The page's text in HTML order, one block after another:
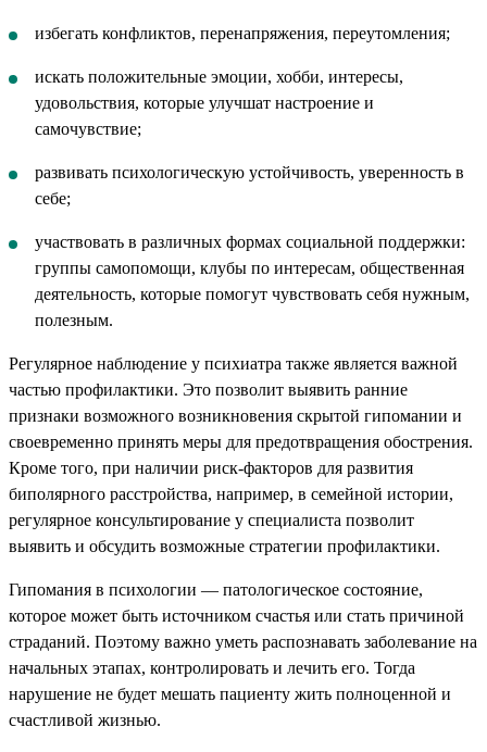
избегать конфликтов, перенапряжения, переутомления;
искать положительные эмоции, хобби, интересы,
удовольствия, которые улучшат настроение и
самочувствие;
развивать психологическую устойчивость, уверенность в
себе;
участвовать в различных формах социальной поддержки:
группы самопомощи, клубы по интересам, общественная
деятельность, которые помогут чувствовать себя нужным,
полезным.
Регулярное наблюдение у психиатра также является важной
частью профилактики. Это позволит выявить ранние
признаки возможного возникновения скрытой гипомании и
своевременно принять меры для предотвращения обострения.
Кроме того, при наличии риск-факторов для развития
биполярного расстройства, например, в семейной истории,
регулярное консультирование у специалиста позволит
выявить и обсудить возможные стратегии профилактики.
Гипомания в психологии — патологическое состояние,
которое может быть источником счастья или стать причиной
страданий. Поэтому важно уметь распознавать заболевание на
начальных этапах, контролировать и лечить его. Тогда
нарушение не будет мешать пациенту жить полноценной и
счастливой жизнью.